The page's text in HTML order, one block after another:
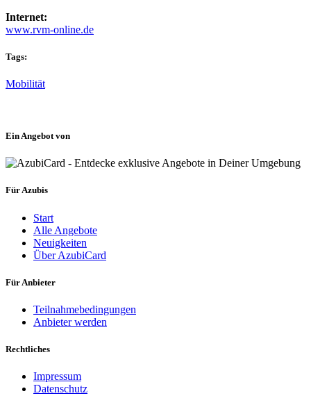
Internet:
www.rvm-online.de
Tags:
Mobilität
Ein Angebot von
Für Azubis
Start
Alle Angebote
Neuigkeiten
Über AzubiCard
Für Anbieter
Teilnahmebedingungen
Anbieter werden
Rechtliches
Impressum
Datenschutz